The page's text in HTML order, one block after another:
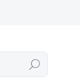
Hľadať